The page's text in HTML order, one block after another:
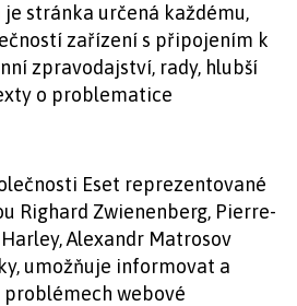
je stránka určená každému,
zařízení s připojením k
zpravodajství, rady, hlubší
o problematice
Eset reprezentované
Righard Zwienenberg, Pierre-
Alexandr Matrosov
umožňuje informovat a
webové